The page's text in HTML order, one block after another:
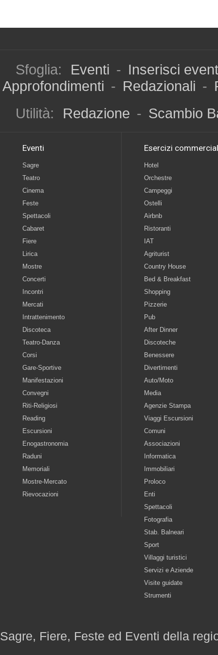
Sfoglia: Eventi - Inserisci
Approfondimenti - Redazionali -
Utilità:
Redazione - Scambio
Eventi
Sagre
Teatro
Cinema
Feste
Spettacoli
Cabaret
Fiere
Lirica
Mostre
Concerti
Incontri
Mercati
Intrattenimento
Discoteca
Teatro-Danza
Corsi
Gare-Sportive
Manifestazioni
Convegni
Riti-Religiosi
Reading
Escursioni
Enogastronomia
Raduni
Memoriali
Mostre-Mercato
Rievocazioni
Esercizi
Hotel
Orchestre
Campeggi
Ostelli
Airbnb
Ristoranti
IAT
Agriturist
Country House
Bed & Breakfast
Shopping
Pizzerie
Pub
After Dinner
Discoteche
Benessere
Divertimenti
Auto/Moto
Media
Agenzie Stampa
Viaggi Escursioni
Comuni
Associazioni
Informatica
Immobiliari
Proloco
Enti
Spettacoli
Fotografia
Stab. Balneari
Sport
Villaggi turistici
Servizi e Aziende
Visite guidate
Strumenti
Sagre, Fiere, Feste ed Eventi della